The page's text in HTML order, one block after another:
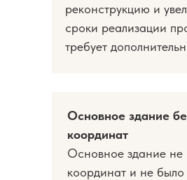
Основное здание
координат
Основное здание не
координат и не было
реконструкцию и
сроки реализации
требует